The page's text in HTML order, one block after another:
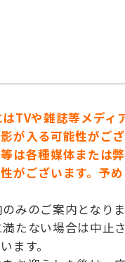
TVや雑誌等メディ
が入る可能性がござ
は各種媒体または
がございます。予め
みのご案内となりま
たない場合は中止
ます。